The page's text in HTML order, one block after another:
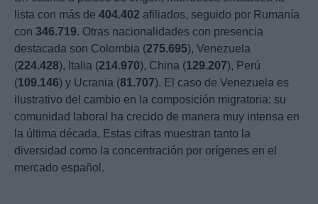
lista con más de 404.402 afiliados, seguido por Rumanía
con 346.719. Otras nacionalidades con presencia
destacada son Colombia (275.695), Venezuela
(224.428), Italia (214.970), China (129.207), Perú
(109.146) y Ucrania (81.707). El caso de Venezuela es
ilustrativo del cambio en la composición migratoria: su
comunidad laboral ha crecido de manera muy intensa en
la última década. Estas cifras muestran tanto la
diversidad como la concentración por orígenes en el
mercado español.